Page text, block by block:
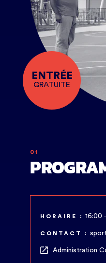
ENTRÉE
GRATUITE
01
HORAIRE : 16:00
CONTACT :
Administration